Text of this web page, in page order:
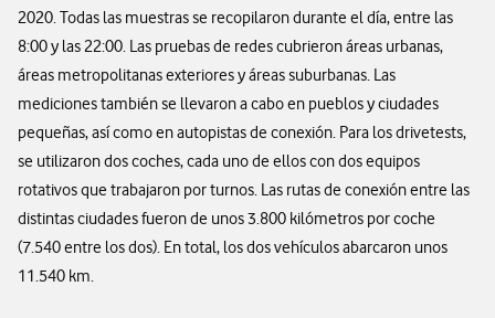
2020. Todas las muestras se recopilaron durante el día, entre las
8:00 y las 22:00. Las pruebas de redes cubrieron áreas urbanas,
áreas metropolitanas exteriores y áreas suburbanas. Las
mediciones también se llevaron a cabo en pueblos y ciudades
pequeñas, así como en autopistas de conexión. Para los drivetests,
se utilizaron dos coches, cada uno de ellos con dos equipos
rotativos que trabajaron por turnos. Las rutas de conexión entre las
distintas ciudades fueron de unos 3.800 kilómetros por coche
(7.540 entre los dos). En total, los dos vehículos abarcaron unos
11.540 km.